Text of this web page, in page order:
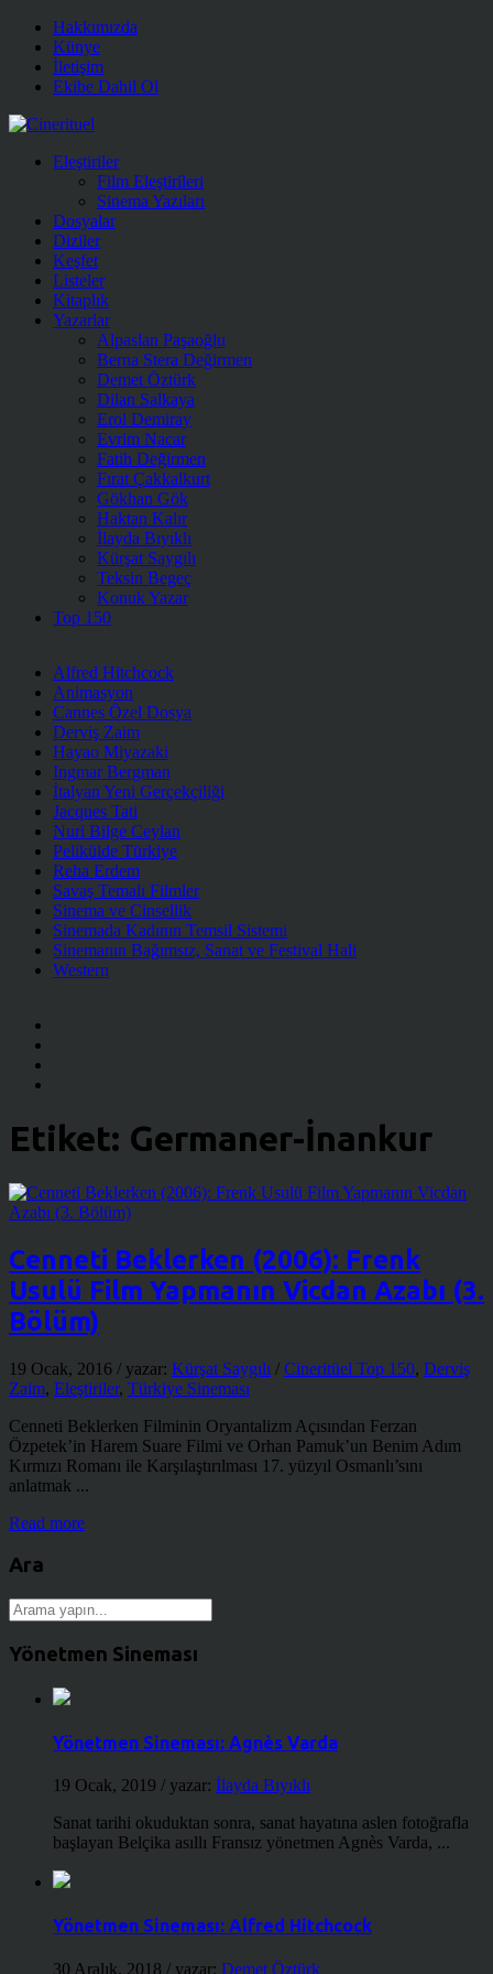
Hakkımızda
Künye
İletişim
Ekibe Dahil Ol
Eleştiriler
Film Eleştirileri
Sinema Yazıları
Dosyalar
Diziler
Keşfet
Listeler
Kitaplık
Yazarlar
Alpaslan Paşaoğlu
Berna Stera Değirmen
Demet Öztürk
Dilan Salkaya
Erol Demiray
Evrim Nacar
Fatih Değirmen
Fırat Çakkalkurt
Gökhan Gök
Haktan Kalır
İlayda Bıyıklı
Kürşat Saygılı
Teksin Begeç
Konuk Yazar
Top 150
Alfred Hitchcock
Animasyon
Cannes Özel Dosya
Derviş Zaim
Hayao Miyazaki
Ingmar Bergman
İtalyan Yeni Gerçekçiliği
Jacques Tati
Nuri Bilge Ceylan
Pelikülde Türkiye
Reha Erdem
Savaş Temalı Filmler
Sinema ve Cinsellik
Sinemada Kadının Temsil Sistemi
Sinemanın Bağımsız, Sanat ve Festival Hali
Western
Etiket: Germaner-İnankur
Cenneti Beklerken (2006): Frenk
Usulü Film Yapmanın Vicdan Azabı (3.
Bölüm)
19 Ocak, 2016 / yazar: Kürşat Saygılı / Cineritüel Top 150, Derviş
Zaim, Eleştiriler, Türkiye Sineması
Cenneti Beklerken Filminin Oryantalizm Açısından Ferzan
Özpetek’in Harem Suare Filmi ve Orhan Pamuk’un Benim Adım
Kırmızı Romanı ile Karşılaştırılması 17. yüzyıl Osmanlı’sını
anlatmak ...
Read more
Ara
Yönetmen Sineması
Yönetmen Sineması: Agnès Varda
19 Ocak, 2019 / yazar: İlayda Bıyıklı
Sanat tarihi okuduktan sonra, sanat hayatına aslen fotoğrafla
başlayan Belçika asıllı Fransız yönetmen Agnès Varda, ...
Yönetmen Sineması: Alfred Hitchcock
30 Aralık, 2018 / yazar: Demet Öztürk